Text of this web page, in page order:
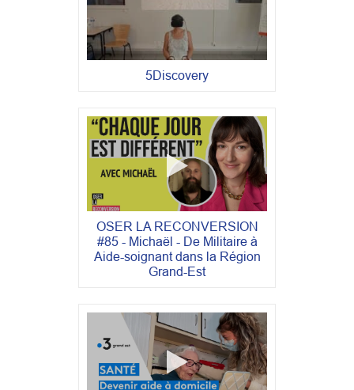
5Discovery
OSER LA RECONVERSION
#85 - Michaël - De Militaire à
Aide-soignant dans la Région
Grand-Est